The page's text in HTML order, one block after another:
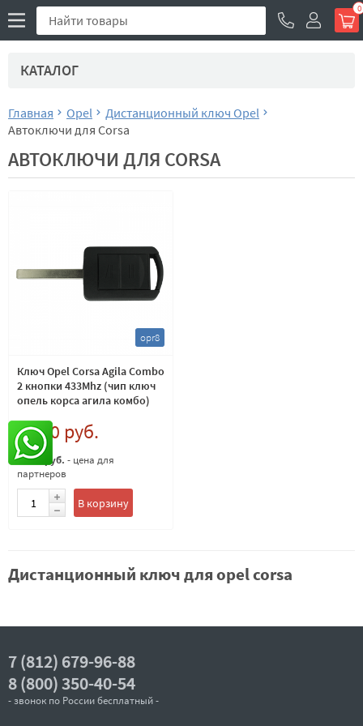
0
КАТАЛОГ
Главная Opel
Дистанционный ключ Opel
Автоключи для Corsa
АВТОКЛЮЧИ ДЛЯ CORSA
opr8
Ключ Opel Corsa Agila Combo
2 кнопки 433Mhz (чип ключ
опель корса агила комбо)
3 300 руб.
3 300 руб. - цена для
партнеров
В корзину
Дистанционный ключ для opel corsa
7 (812) 679-96-88
8 (800) 350-40-54
- звонок по России бесплатный -